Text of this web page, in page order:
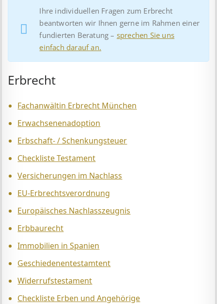
Ihre individuellen Fragen zum Erbrecht
beantworten wir Ihnen gerne im Rahmen einer
fundierten Beratung – sprechen Sie uns
einfach darauf an.
Erbrecht
Fachanwältin Erbrecht München
Erwachsenenadoption
Erbschaft- / Schenkungsteuer
Checkliste Testament
Versicherungen im Nachlass
EU-Erbrechtsverordnung
Europäisches Nachlasszeugnis
Erbbaurecht
Immobilien in Spanien
Geschiedenentestamtent
Widerrufstestament
Checkliste Erben und Angehörige